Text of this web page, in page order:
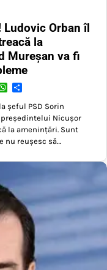
Orban îl
la
Mureșan va fi
WhatsApp
șeful PSD Sorin
Nicușor
la amenințări. Sunt
nu reușesc să…